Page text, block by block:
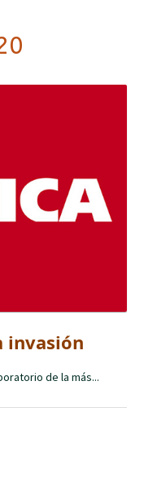
invasión
de la más...